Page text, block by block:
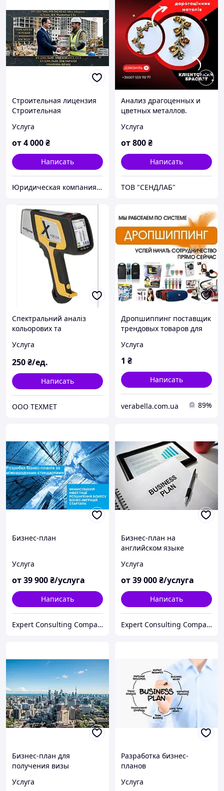
Строительная лицензия
Строительная
услуга
Услуга
от4 000₴
Написать
Юридическая компания TopExpert "Всеукраинский экспертно-лицензионный центр" Адвокаты
Анализ драгоценных и
цветных металлов.
металлического изделия,
сплава.
Услуга
от800₴
Написать
ТОВ "СЕНДЛАБ"
Спектральний аналіз
кольорових та
Услуга
250₴/ед.
Написать
ООО ТЕХМЕТ
Дропшиппинг поставщик
трендовых товаров для
выгрузка опт/дроп
Услуга
1 ₴
Написать
verabella.com.ua 89%
Бизнес-план
Услуга
от39 900₴/услуга
Написать
Expert Consulting Company
Бизнес-план на
английском языке
Услуга
от39 000₴/услуга
Написать
Expert Consulting Company
Бизнес-план для
получения визы
Услуга
Разработка бизнес-
планов
Услуга